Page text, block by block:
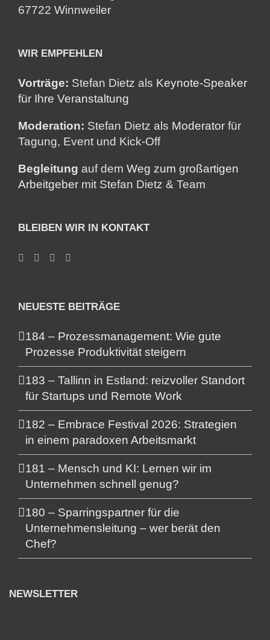
67722 Winnweiler
WIR EMPFEHLEN
Vorträge: Stefan Dietz als Keynote-Speaker
für Ihre Veranstaltung
Moderation: Stefan Dietz als Moderator für
Tagung, Event und Kick-Off
Begleitung auf dem Weg zum großartigen
Arbeitgeber mit Stefan Dietz & Team
BLEIBEN WIR IN KONTAKT
NEUESTE BEITRÄGE
184 – Prozessmanagement: Wie gute
Prozesse Produktivität steigern
183 – Tallinn in Estland: reizvoller Standort
für Startups und Remote Work
182 – Embrace Festival 2026: Strategien
in einem paradoxen Arbeitsmarkt
181 – Mensch und KI: Lernen wir im
Unternehmen schnell genug?
180 – Sparringspartner für die
Unternehmensleitung – wer berät den
Chef?
NEWSLETTER